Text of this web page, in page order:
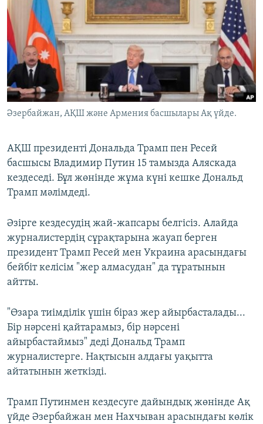
АРНАЙЫ ЖОБАЛАР
Русский
ЖАЗЫЛЫҢЫЗ
Әзербайжан, АҚШ және Армения басшылары Ақ үйде.
АҚШ президенті Дональда Трамп пен Ресей
басшысы Владимир Путин 15 тамызда Аляскада
кездеседі. Бұл жөнінде жұма күні кешке Дональд
Трамп мәлімдеді.
Әзірге кездесудің жай-жапсары белгісіз. Алайда
журналистердің сұрақтарына жауап берген
президент Трамп Ресей мен Украина арасындағы
бейбіт келісім "жер алмасудан" да тұратынын
айтты.
"Өзара тиімділік үшін біраз жер айырбасталады...
Бір нәрсені қайтарамыз, бір нәрсені
айырбастаймыз" деді Дональд Трамп
журналистерге. Нақтысын алдағы уақытта
айтатынын жеткізді.
Трамп Путинмен кездесуге дайындық жөнінде Ақ
үйде Әзербайжан мен Нахчыван арасындағы көлік